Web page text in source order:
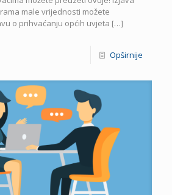
male vrijednosti možete
o prihvaćanju općih uvjeta […]
Opširnije